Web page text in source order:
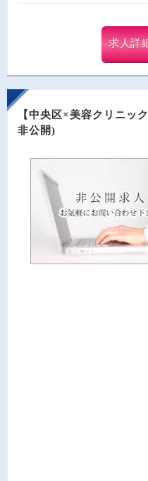
求人詳
【中央区×美容クリニッ
非公開)